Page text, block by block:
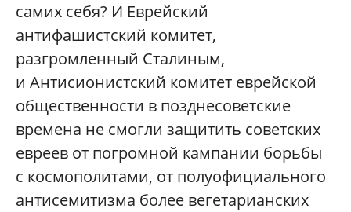
самих себя? И Еврейский
антифашистский комитет,
разгромленный Сталиным,
и Антисионистский комитет еврейской
общественности в позднесоветские
времена не смогли защитить советских
евреев от погромной кампании борьбы
с космополитами, от полуофициального
антисемитизма более вегетарианских